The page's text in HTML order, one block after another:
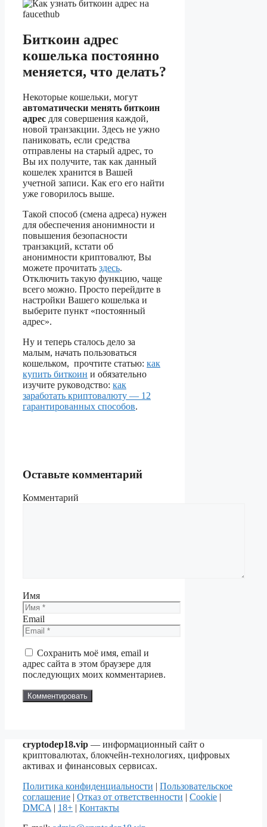
Биткоин адрес
кошелька постоянно
меняется, что делать?
Некоторые кошельки, могут
автоматически менять биткоин
адрес для совершения каждой,
новой транзакции. Здесь не ужно
паниковать, если средства
отправлены на старый адрес, то
Вы их получите, так как данный
кошелек хранится в Вашей
учетной записи. Как его его найти
уже говорилось выше.
Такой способ (смена адреса) нужен
для обеспечения анонимности и
повышения безопасности
транзакций, кстати об
анонимности криптовалют, Вы
можете прочитать здесь.
Отключить такую функцию, чаще
всего можно. Просто перейдите в
настройки Вашего кошелька и
выберите пункт «постоянный
адрес».
Ну и теперь сталось дело за
малым, начать пользоваться
кошельком, прочтите статью: как
купить биткоин и обязательно
изучите руководство: как
заработать криптовалюту — 12
гарантированных способов.
Оставьте комментарий
Комментарий
Имя
Email
Сохранить моё имя, email и
адрес сайта в этом браузере для
последующих моих комментариев.
cryptodep18.vip — информационный сайт о
криптовалютах, блокчейн-технологиях, цифровых
активах и финансовых сервисах.
Политика конфиденциальности | Пользовательское
соглашение | Отказ от ответственности | Cookie |
DMCA | 18+ | Контакты